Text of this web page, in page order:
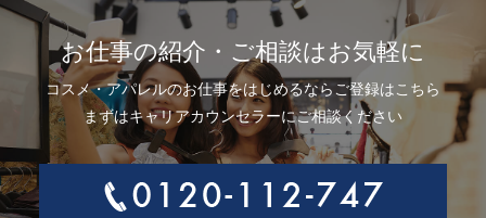
お仕事の紹介・ご相談はお気軽に
コスメ・アパレルのお仕事をはじめるならご登録はこちら
まずはキャリアカウンセラーにご相談ください